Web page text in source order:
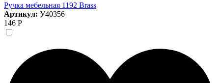
Ручка мебельная 1192 Brass
Артикул: У40356
146 Р